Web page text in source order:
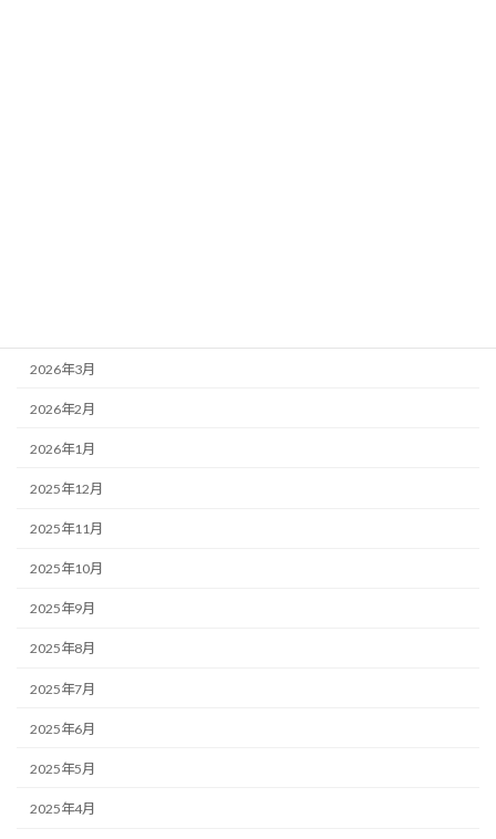
2026年3月
2026年2月
2026年1月
2025年12月
2025年11月
2025年10月
2025年9月
2025年8月
2025年7月
2025年6月
2025年5月
2025年4月